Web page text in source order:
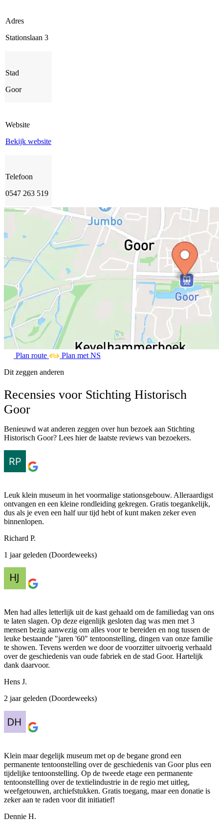
Adres
Stationslaan 3
Stad
Goor
Website
Bekijk website
Telefoon
0547 263 519
Plan route
Plan met NS
Dit zeggen anderen
Recensies voor Stichting Historisch
Goor
Benieuwd wat anderen zeggen over hun bezoek aan Stichting
Historisch Goor? Lees hier de laatste reviews van bezoekers.
Leuk klein museum in het voormalige stationsgebouw. Alleraardigst
ontvangen en een kleine rondleiding gekregen. Gratis toegankelijk,
dus als je even een half uur tijd hebt of kunt maken zeker even
binnenlopen.
Richard P.
1 jaar geleden (Doordeweeks)
Men had alles letterlijk uit de kast gehaald om de familiedag van ons
te laten slagen. Op deze eigenlijk gesloten dag was men met 3
mensen bezig aanwezig om alles voor te bereiden en nog tussen de
leuke bestaande "jaren '60" tentoonstelling, dingen van onze familie
te showen. Tevens werden we door de voorzitter uitvoerig verhaald
over de geschiedenis van oude fabriek en de stad Goor. Hartelijk
dank daarvoor.
Hens J.
2 jaar geleden (Doordeweeks)
Klein maar degelijk museum met op de begane grond een
permanente tentoonstelling over de geschiedenis van Goor plus een
tijdelijke tentoonstelling. Op de tweede etage een permanente
tentoonstelling over de textielindustrie in de regio met uitleg,
weefgetouwen, archiefstukken. Gratis toegang, maar een donatie is
zeker aan te raden voor dit initiatief!
Dennie H.